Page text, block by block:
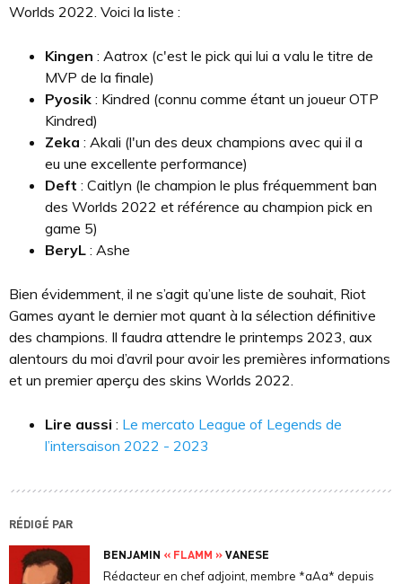
Worlds 2022. Voici la liste :
Kingen : Aatrox (c'est le pick qui lui a valu le titre de
MVP de la finale)
Pyosik : Kindred (connu comme étant un joueur OTP
Kindred)
Zeka : Akali (l'un des deux champions avec qui il a
eu une excellente performance)
Deft : Caitlyn (le champion le plus fréquemment ban
des Worlds 2022 et référence au champion pick en
game 5)
BeryL : Ashe
Bien évidemment, il ne s’agit qu’une liste de souhait, Riot
Games ayant le dernier mot quant à la sélection définitive
des champions. Il faudra attendre le printemps 2023, aux
alentours du moi d’avril pour avoir les premières informations
et un premier aperçu des skins Worlds 2022.
Lire aussi : Le mercato League of Legends de
l’intersaison 2022 - 2023
RÉDIGÉ PAR
BENJAMIN « FLAMM »VANESE
Rédacteur en chef adjoint, membre *aAa* depuis